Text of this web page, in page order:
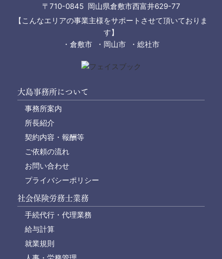
〒710-0845 岡山県倉敷市西富井629-77
【こんなエリアの事業主様をサポートさせて頂いておりま
す】
・倉敷市 ・岡山市 ・総社市
大島事務所について
事務所案内
所長紹介
契約内容・報酬等
ご依頼の流れ
お問い合わせ
プライバシーポリシー
社会保険労務士業務
手続代行・代理業務
給与計算
就業規則